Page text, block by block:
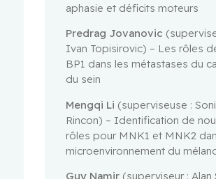
aphasie et déficits moteurs
Predrag Jovanovic
Ivan Topisirovic) – Les rôles
BP1 dans les métastases du
du sein
Mengqi Li (superviseuse :
Rincon) – Identification de
rôles pour MNK1 et MNK2
microenvironnement du
Guy Namir (superviseur : Alan